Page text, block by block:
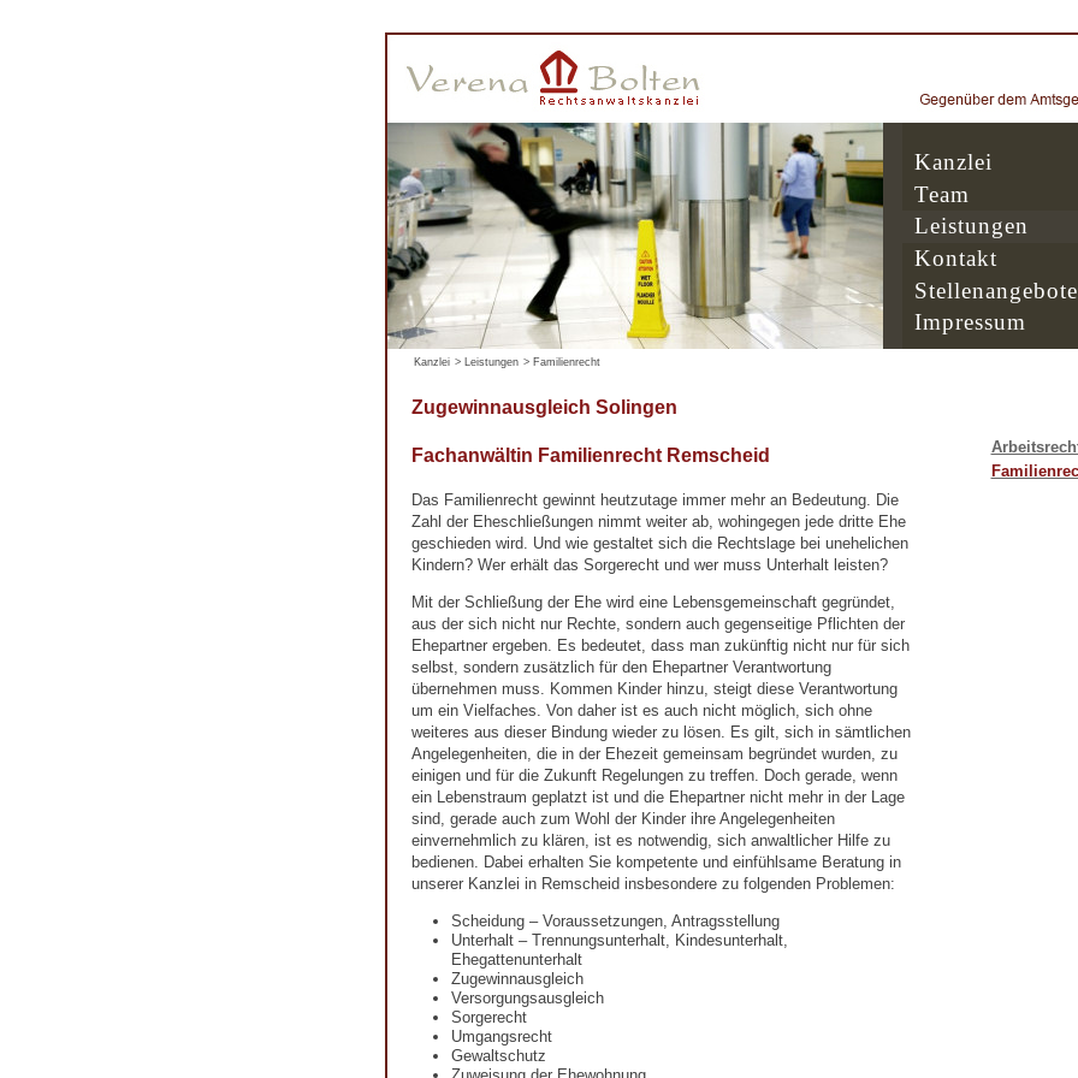
Kanzlei
Team
Leistungen
Kontakt
Stellenangebote
Impressum
Kanzlei > Leistungen > Familienrecht
Zugewinnausgleich Solingen
Fachanwältin Familienrecht Remscheid
Das Familienrecht gewinnt heutzutage immer mehr an Bedeutung. Die
Zahl der Eheschließungen nimmt weiter ab, wohingegen jede dritte Ehe
geschieden wird. Und wie gestaltet sich die Rechtslage bei unehelichen
Kindern? Wer erhält das Sorgerecht und wer muss Unterhalt leisten?
Mit der Schließung der Ehe wird eine Lebensgemeinschaft gegründet,
aus der sich nicht nur Rechte, sondern auch gegenseitige Pflichten der
Ehepartner ergeben. Es bedeutet, dass man zukünftig nicht nur für sich
selbst, sondern zusätzlich für den Ehepartner Verantwortung
übernehmen muss. Kommen Kinder hinzu, steigt diese Verantwortung
um ein Vielfaches. Von daher ist es auch nicht möglich, sich ohne
weiteres aus dieser Bindung wieder zu lösen. Es gilt, sich in sämtlichen
Angelegenheiten, die in der Ehezeit gemeinsam begründet wurden, zu
einigen und für die Zukunft Regelungen zu treffen. Doch gerade, wenn
ein Lebenstraum geplatzt ist und die Ehepartner nicht mehr in der Lage
sind, gerade auch zum Wohl der Kinder ihre Angelegenheiten
einvernehmlich zu klären, ist es notwendig, sich anwaltlicher Hilfe zu
bedienen. Dabei erhalten Sie kompetente und einfühlsame Beratung in
unserer Kanzlei in Remscheid insbesondere zu folgenden Problemen:
Scheidung – Voraussetzungen, Antragsstellung
Unterhalt – Trennungsunterhalt, Kindesunterhalt,
Ehegattenunterhalt
Zugewinnausgleich
Versorgungsausgleich
Sorgerecht
Umgangsrecht
Gewaltschutz